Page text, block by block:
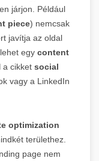
járjon. Például
piece) nemcsak
javítja az oldal
egy content
a cikket social
vagy a LinkedIn
optimization
területhez.
page nem